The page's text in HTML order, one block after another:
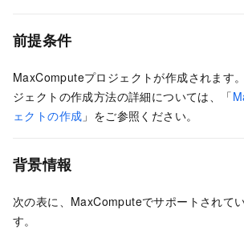
前提条件
MaxComputeプロジェクトが作成されます
ジェクトの作成方法の詳細については、「
ェクトの作成 」をご参照ください。
背景情報
次の表に、MaxComputeでサポートされて
す。